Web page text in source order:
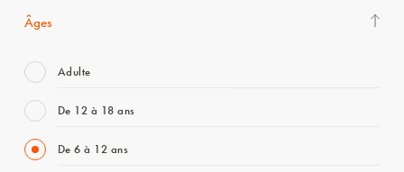
Âges
Adulte
De 12 à 18 ans
De 6 à 12 ans